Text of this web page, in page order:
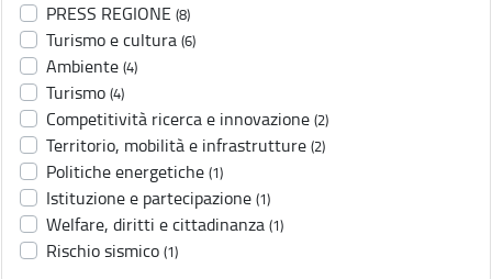
PRESS REGIONE (8)
Turismo e cultura (6)
Ambiente (4)
Turismo (4)
Competitività ricerca e innovazione (2)
Territorio, mobilità e infrastrutture (2)
Politiche energetiche (1)
Istituzione e partecipazione (1)
Welfare, diritti e cittadinanza (1)
Rischio sismico (1)